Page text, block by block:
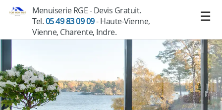
Menuiserie RGE - Devis Gratuit.
Tel.05 49 83 09 09- Haute-Vienne,
Vienne, Charente, Indre.